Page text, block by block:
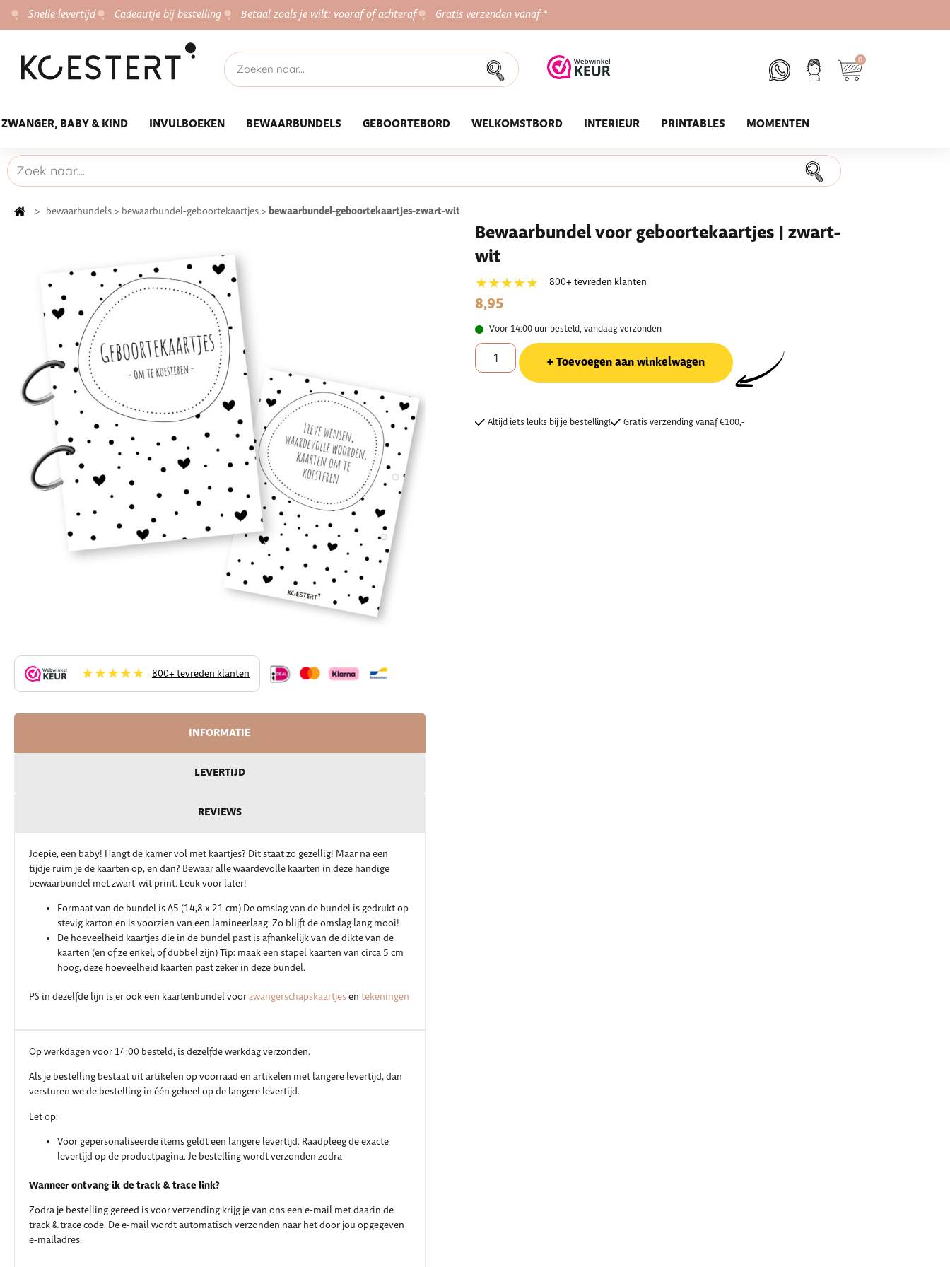
Snelle levertijd Cadeautje bij bestelling Betaal zoals je wilt: vooraf of achteraf Gratis verzenden vanaf *
0
ZWANGER, BABY & KIND INVULBOEKEN BEWAARBUNDELS GEBOORTEBORD WELKOMSTBORD INTERIEUR PRINTABLES MOMENTEN
> bewaarbundels > bewaarbundel-geboortekaartjes > bewaarbundel-geboortekaartjes-zwart-wit
★★★★★ 800+ tevreden klanten
Bewaarbundel voor geboortekaartjes | zwart-
wit
★★★★★ 800+ tevreden klanten
8,95
Voor 14:00 uur besteld, vandaag verzonden
Toevoegen aan winkelwagen
Altijd iets leuks bij je bestelling! Gratis verzending vanaf €100,-
INFORMATIE
LEVERTIJD
REVIEWS
Joepie, een baby! Hangt de kamer vol met kaartjes? Dit staat zo gezellig! Maar na een
tijdje ruim je de kaarten op, en dan? Bewaar alle waardevolle kaarten in deze handige
bewaarbundel met zwart-wit print. Leuk voor later!
Formaat van de bundel is A5 (14,8 x 21 cm) De omslag van de bundel is gedrukt op
stevig karton en is voorzien van een lamineerlaag. Zo blijft de omslag lang mooi!
De hoeveelheid kaartjes die in de bundel past is afhankelijk van de dikte van de
kaarten (en of ze enkel, of dubbel zijn) Tip: maak een stapel kaarten van circa 5 cm
hoog, deze hoeveelheid kaarten past zeker in deze bundel.
PS in dezelfde lijn is er ook een kaartenbundel voorzwangerschapskaartjesen tekeningen
Op werkdagen voor 14:00 besteld, is dezelfde werkdag verzonden.
Als je bestelling bestaat uit artikelen op voorraad en artikelen met langere levertijd, dan
versturen we de bestelling in één geheel op de langere levertijd.
Let op:
Voor gepersonaliseerde items geldt een langere levertijd. Raadpleeg de exacte
levertijd op de productpagina. Je bestelling wordt verzonden zodra
Wanneer ontvang ik de track & trace link?
Zodra je bestelling gereed is voor verzending krijg je van ons een e-mail met daarin de
track & trace code. De e-mail wordt automatisch verzonden naar het door jou opgegeven
e-mailadres.